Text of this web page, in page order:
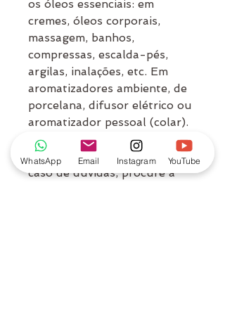
os óleos essenciais: em
cremes, óleos corporais,
massagem, banhos,
compressas, escalda-pés,
argilas, inalações, etc. Em
aromatizadores ambiente, de
porcelana, difusor elétrico ou
aromatizador pessoal (colar).
A quantidade de gotas varia
conforme o modo de uso. Em
caso de dúvidas, procure a
WhatsApp Email Instagram YouTube